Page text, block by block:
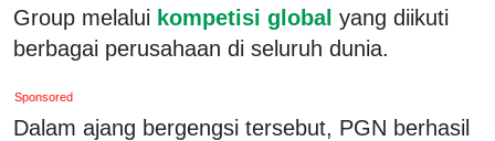
Group melalui kompetisi global yang diikuti
berbagai perusahaan di seluruh dunia.
Sponsored
Dalam ajang bergengsi tersebut, PGN berhasil